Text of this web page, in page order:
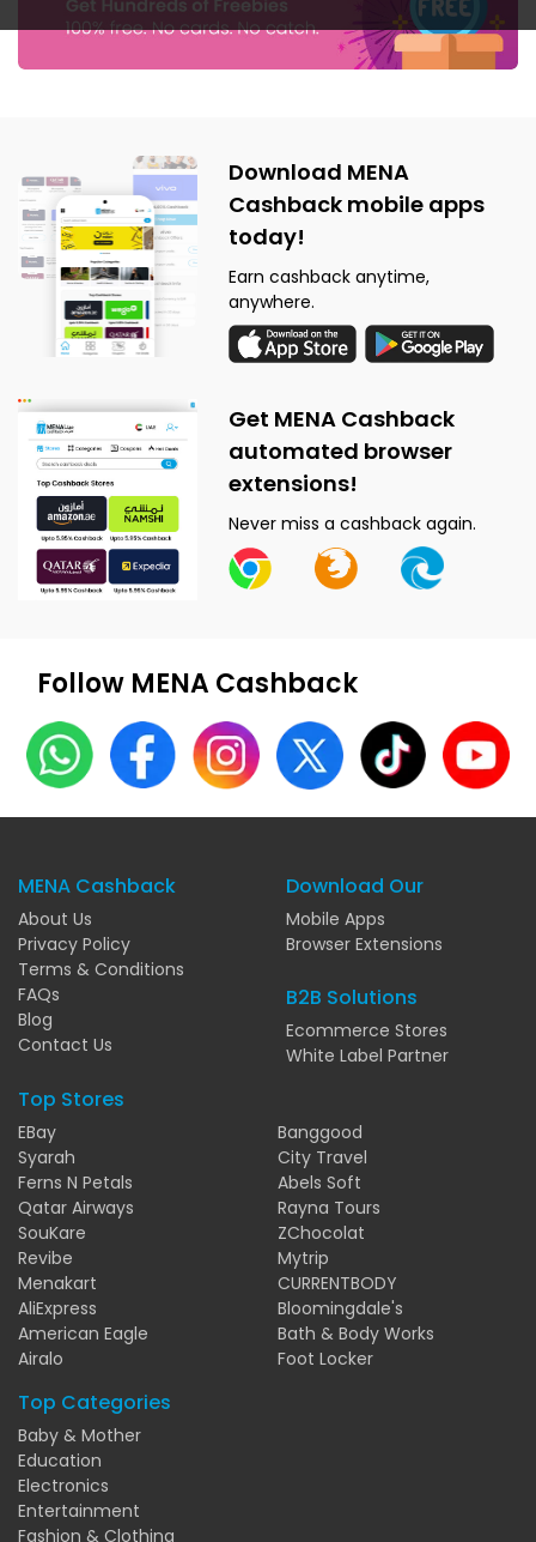
Download MENA
Cashback mobile apps
today!
Earn cashback anytime,
anywhere.
Get MENA Cashback
automated browser
extensions!
Never miss a cashback again.
Follow MENA Cashback
MENA Cashback
About Us
Privacy Policy
Terms & Conditions
FAQs
Blog
Contact Us
Download Our
Mobile Apps
Browser Extensions
B2B Solutions
Ecommerce Stores
White Label Partner
Top Stores
EBay
Syarah
Ferns N Petals
Qatar Airways
SouKare
Revibe
Menakart
AliExpress
American Eagle
Airalo
Banggood
City Travel
Abels Soft
Rayna Tours
ZChocolat
Mytrip
CURRENTBODY
Bloomingdale's
Bath & Body Works
Foot Locker
Top Categories
Baby & Mother
Education
Electronics
Entertainment
Fashion & Clothing